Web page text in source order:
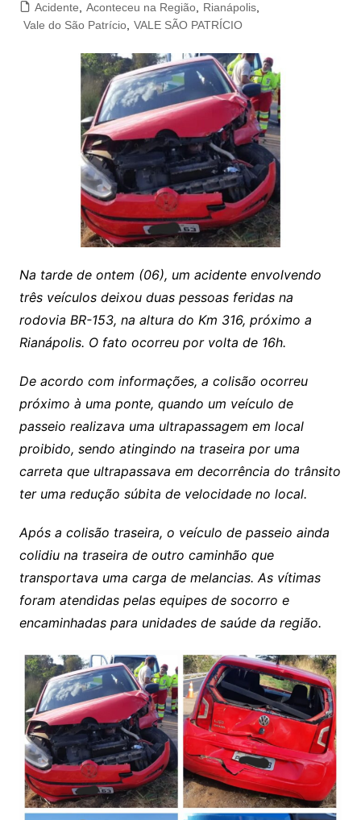
Acidente, Aconteceu na Região, Rianápolis,
Vale do São Patrício, VALE SÃO PATRÍCIO
Na tarde de ontem (06), um acidente envolvendo
três veículos deixou duas pessoas feridas na
rodovia BR-153, na altura do Km 316, próximo a
Rianápolis. O fato ocorreu por volta de 16h.
De acordo com informações, a colisão ocorreu
próximo à uma ponte, quando um veículo de
passeio realizava uma ultrapassagem em local
proibido, sendo atingindo na traseira por uma
carreta que ultrapassava em decorrência do trânsito
ter uma redução súbita de velocidade no local.
Após a colisão traseira, o veículo de passeio ainda
colidiu na traseira de outro caminhão que
transportava uma carga de melancias. As vítimas
foram atendidas pelas equipes de socorro e
encaminhadas para unidades de saúde da região.